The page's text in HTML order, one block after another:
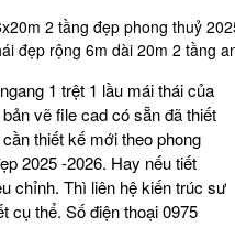
đẹp rộng 6m dài 20m 2 tầng
1 trệt 1 lầu mái thái của
vẽ file cad có sẵn đã thiết
thiết kế mới theo phong
2025 -2026. Hay nếu tiết
chỉnh. Thì liên hệ kiến trúc sư
cụ thể. Số điện thoại 0975